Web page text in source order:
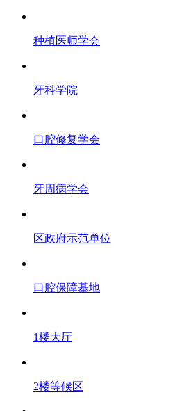
种植医师学会
牙科学院
口腔修复学会
牙周病学会
区政府示范单位
口腔保障基地
1楼大厅
2楼等候区